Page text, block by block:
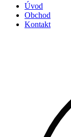
Úvod
Obchod
Kontakt